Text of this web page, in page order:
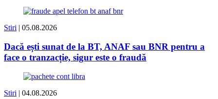
Stiri | 05.08.2026
Dacă ești sunat de la BT, ANAF sau BNR pentru a
face o tranzacție, sigur este o fraudă
Stiri | 04.08.2026